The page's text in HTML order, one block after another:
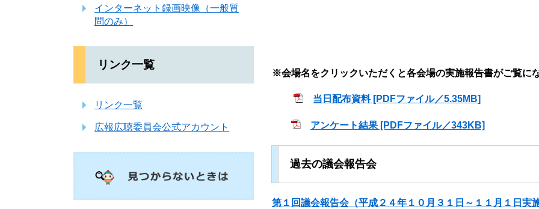
インターネット録画映像（一般質
問のみ）
リンク一覧
リンク一覧
広報広聴委員会公式アカウント
※会場名をクリックいただくと各会場の実施報告書がご覧に
当日配布資料 [PDFファイル／5.35MB]
アンケート結果 [PDFファイル／343KB]
過去の議会報告会
第１回議会報告会（平成２４年１０月３１日～１１月１日実施